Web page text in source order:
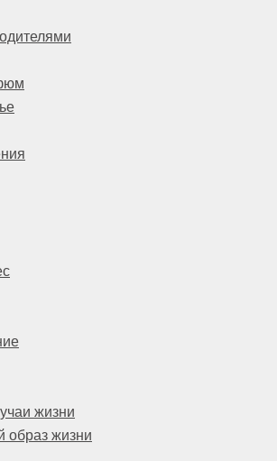
жизни
образ жизни